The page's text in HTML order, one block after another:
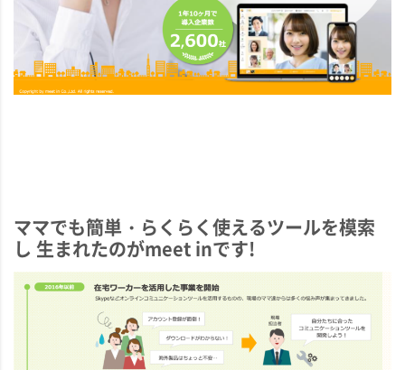
ママでも簡単・らくらく使えるツールを模索
し 生まれたのがmeet inです!